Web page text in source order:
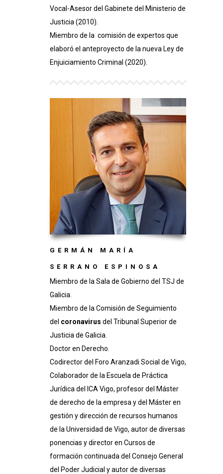
Vocal-Asesor del Gabinete del Ministerio de
Justicia (2010).
Miembro de la comisión de expertos que
elaboró el anteproyecto de la nueva Ley de
Enjuiciamiento Criminal (2020).
GERMÁN MARÍA
SERRANO ESPINOSA
Miembro de la Sala de Gobierno del TSJ de
Galicia.
Miembro de la Comisión de Seguimiento
del coronavirus del Tribunal Superior de
Justicia de Galicia.
Doctor en Derecho.
Codirector del Foro Aranzadi Social de Vigo,
Colaborador de la Escuela de Práctica
Jurídica del ICA Vigo, profesor del Máster
de derecho de la empresa y del Máster en
gestión y dirección de recursos humanos
de la Universidad de Vigo, autor de diversas
ponencias y director en Cursos de
formación continuada del Consejo General
del Poder Judicial y autor de diversas